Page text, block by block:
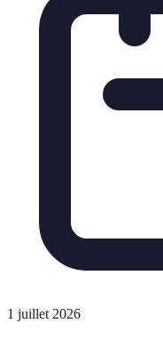
1 juillet 2026